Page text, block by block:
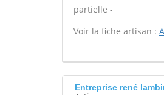
partielle -
Voir la fiche artisan :
Entreprise rené